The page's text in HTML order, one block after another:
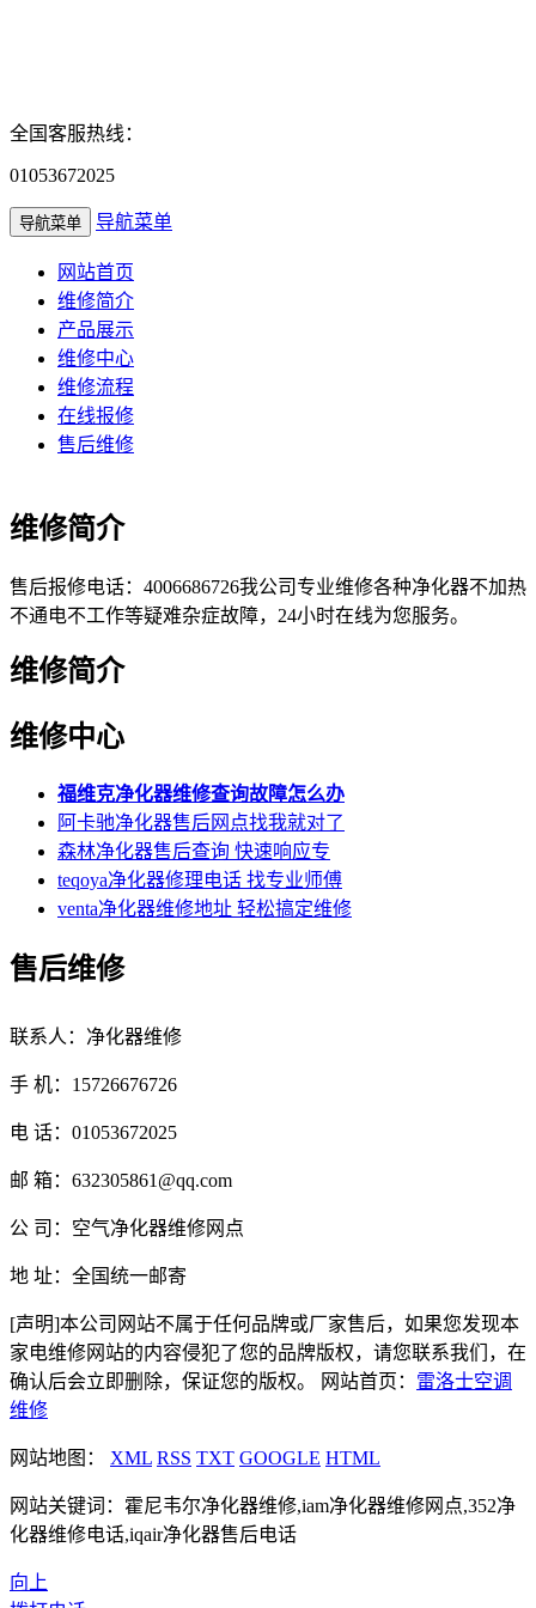
全国客服热线：
01053672025
导航菜单 导航菜单
网站首页
维修简介
产品展示
维修中心
维修流程
在线报修
售后维修
维修简介
售后报修电话：4006686726我公司专业维修各种净化器不加热
不通电不工作等疑难杂症故障，24小时在线为您服务。
维修简介
维修中心
福维克净化器维修查询故障怎么办
阿卡驰净化器售后网点找我就对了
森林净化器售后查询 快速响应专
teqoya净化器修理电话 找专业师傅
venta净化器维修地址 轻松搞定维修
售后维修
联系人：净化器维修
手 机：15726676726
电 话：01053672025
邮 箱：632305861@qq.com
公 司：空气净化器维修网点
地 址：全国统一邮寄
[声明]本公司网站不属于任何品牌或厂家售后，如果您发现本
家电维修网站的内容侵犯了您的品牌版权，请您联系我们，在
确认后会立即删除，保证您的版权。 网站首页： 雷洛士空调
维修
网站地图： XML RSS TXT GOOGLE HTML
网站关键词：霍尼韦尔净化器维修,iam净化器维修网点,352净
化器维修电话,iqair净化器售后电话
向上